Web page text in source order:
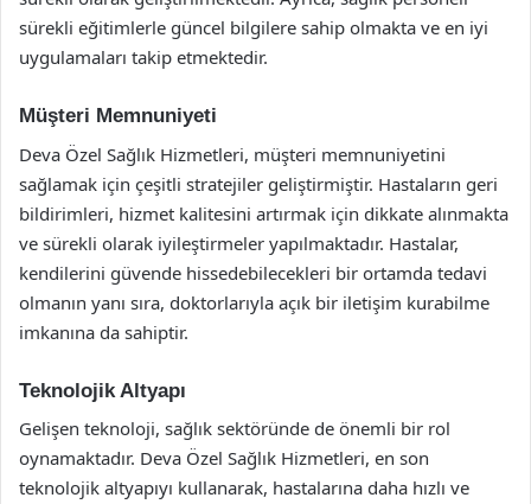
sürekli eğitimlerle güncel bilgilere sahip olmakta ve en iyi
uygulamaları takip etmektedir.
Müşteri Memnuniyeti
Deva Özel Sağlık Hizmetleri, müşteri memnuniyetini
sağlamak için çeşitli stratejiler geliştirmiştir. Hastaların geri
bildirimleri, hizmet kalitesini artırmak için dikkate alınmakta
ve sürekli olarak iyileştirmeler yapılmaktadır. Hastalar,
kendilerini güvende hissedebilecekleri bir ortamda tedavi
olmanın yanı sıra, doktorlarıyla açık bir iletişim kurabilme
imkanına da sahiptir.
Teknolojik Altyapı
Gelişen teknoloji, sağlık sektöründe de önemli bir rol
oynamaktadır. Deva Özel Sağlık Hizmetleri, en son
teknolojik altyapıyı kullanarak, hastalarına daha hızlı ve